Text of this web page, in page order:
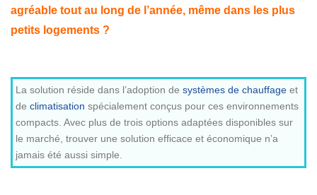
agréable tout au long de l’année, même dans les plus
petits logements ?
La solution réside dans l’adoption de systèmes de chauffage et
de climatisation spécialement conçus pour ces environnements
compacts. Avec plus de trois options adaptées disponibles sur
le marché, trouver une solution efficace et économique n’a
jamais été aussi simple.